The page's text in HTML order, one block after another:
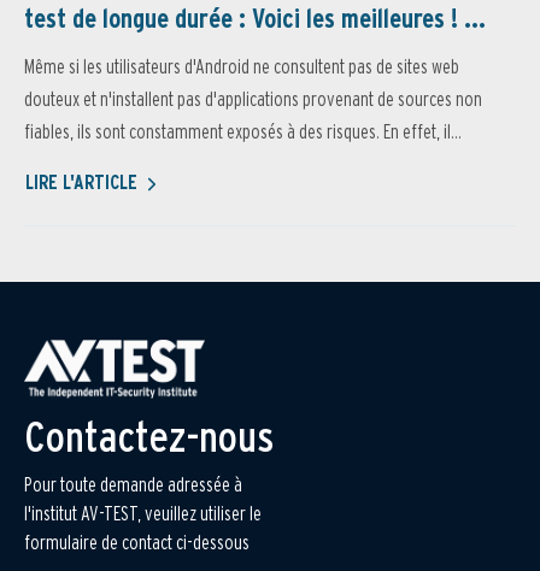
test de longue durée : Voici les meilleures ! ...
Même si les utilisateurs d'Android ne consultent pas de sites web
douteux et n'installent pas d'applications provenant de sources non
fiables, ils sont constamment exposés à des risques. En effet, il...
LIRE L'ARTICLE
Contactez-nous
Pour toute demande adressée à
l'institut AV-TEST, veuillez utiliser le
formulaire de contact ci-dessous